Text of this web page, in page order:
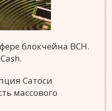
блокчейна BCH.
Сатоси
массового